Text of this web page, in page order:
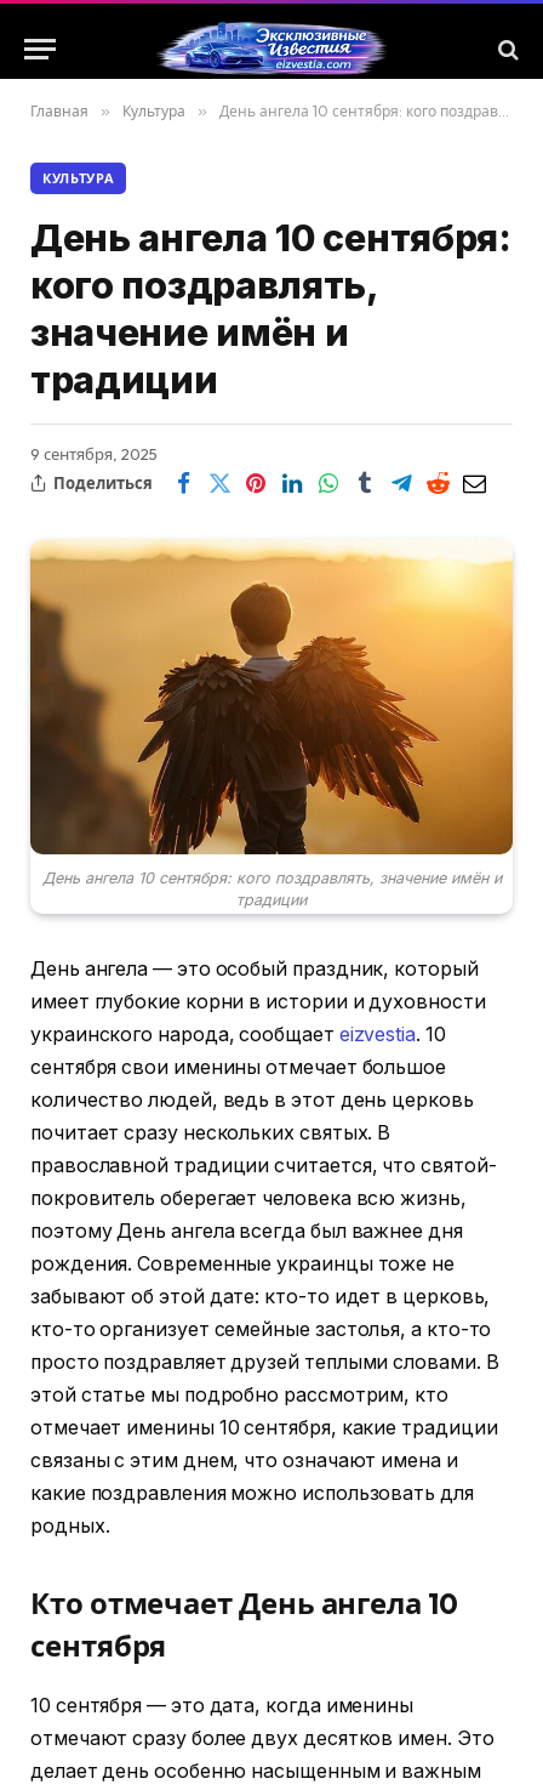
Главная » Культура » День ангела 10 сентября: кого поздравлять, значение имён и традиции
КУЛЬТУРА
День ангела 10 сентября:
кого поздравлять,
значение имён и
традиции
9 сентября, 2025
Поделиться
День ангела 10 сентября: кого поздравлять, значение имён и
традиции
День ангела — это особый праздник, который
имеет глубокие корни в истории и духовности
украинского народа, сообщает eizvestia. 10
сентября свои именины отмечает большое
количество людей, ведь в этот день церковь
почитает сразу нескольких святых. В
православной традиции считается, что святой-
покровитель оберегает человека всю жизнь,
поэтому День ангела всегда был важнее дня
рождения. Современные украинцы тоже не
забывают об этой дате: кто-то идет в церковь,
кто-то организует семейные застолья, а кто-то
просто поздравляет друзей теплыми словами. В
этой статье мы подробно рассмотрим, кто
отмечает именины 10 сентября, какие традиции
связаны с этим днем, что означают имена и
какие поздравления можно использовать для
родных.
Кто отмечает День ангела 10
сентября
10 сентября — это дата, когда именины
отмечают сразу более двух десятков имен. Это
делает день особенно насыщенным и важным